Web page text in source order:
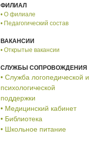
ФИЛИАЛ
• О филиале
• Педагогический состав
ВАКАНСИИ
• Открытые вакансии
СЛУЖБЫ СОПРОВОЖДЕНИЯ
• Служба логопедической и
психологической
поддержки
• Медицинский кабинет
• Библиотека
• Школьное питание